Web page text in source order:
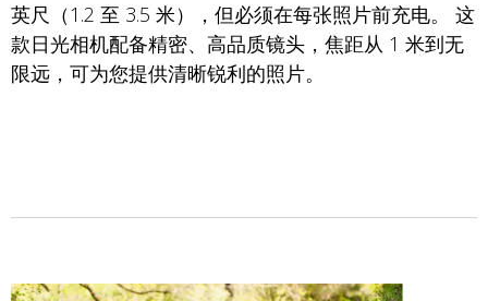
英尺（1.2 至 3.5 米），但必须在每张照片前充电。 这
款日光相机配备精密、高品质镜头，焦距从 1 米到无
限远，可为您提供清晰锐利的照片。